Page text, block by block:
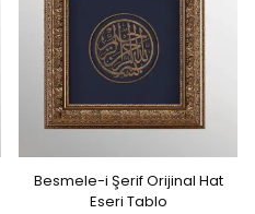
Besmele-i Şerif Orijinal Hat
Eseri Tablo